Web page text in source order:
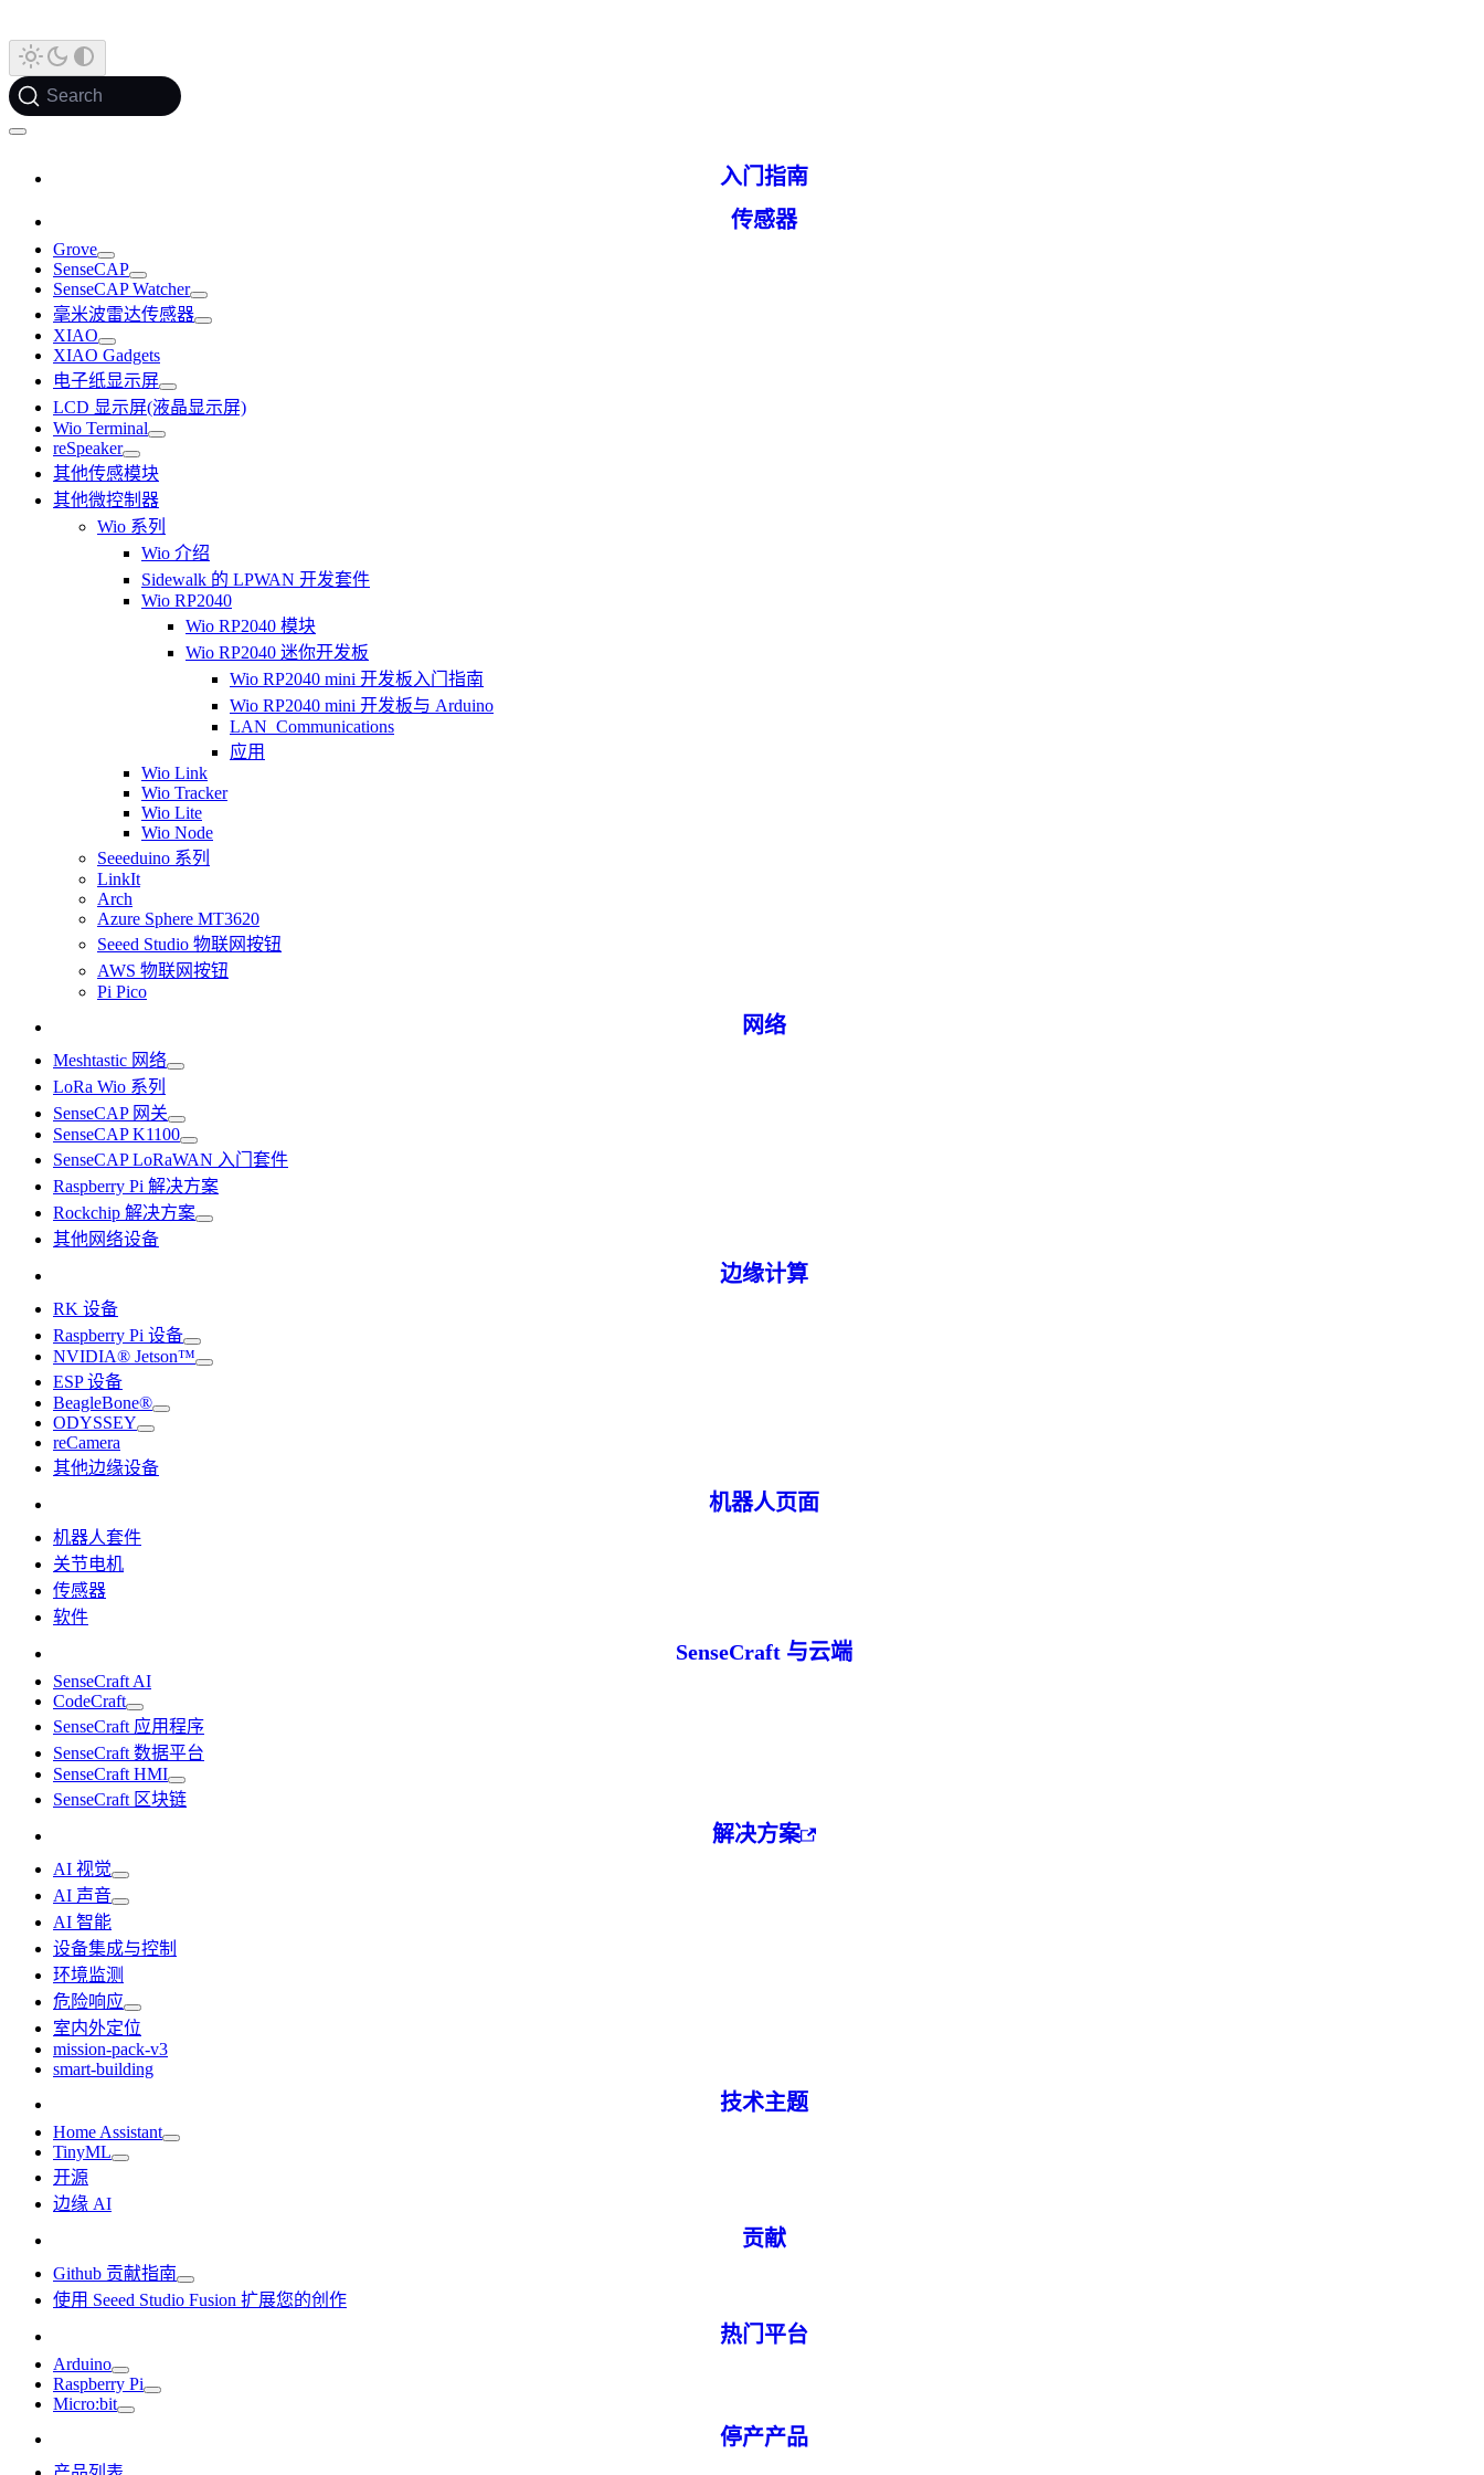
Search
入门指南
传感器
Grove
SenseCAP
SenseCAP Watcher
毫米波雷达传感器
XIAO
XIAO Gadgets
电子纸显示屏
LCD 显示屏(液晶显示屏)
Wio Terminal
reSpeaker
其他传感模块
其他微控制器
Wio 系列
Wio 介绍
Sidewalk 的 LPWAN 开发套件
Wio RP2040
Wio RP2040 模块
Wio RP2040 迷你开发板
Wio RP2040 mini 开发板入门指南
Wio RP2040 mini 开发板与 Arduino
LAN_Communications
应用
Wio Link
Wio Tracker
Wio Lite
Wio Node
Seeeduino 系列
LinkIt
Arch
Azure Sphere MT3620
Seeed Studio 物联网按钮
AWS 物联网按钮
Pi Pico
网络
Meshtastic 网络
LoRa Wio 系列
SenseCAP 网关
SenseCAP K1100
SenseCAP LoRaWAN 入门套件
Raspberry Pi 解决方案
Rockchip 解决方案
其他网络设备
边缘计算
RK 设备
Raspberry Pi 设备
NVIDIA® Jetson™
ESP 设备
BeagleBone®
ODYSSEY
reCamera
其他边缘设备
机器人页面
机器人套件
关节电机
传感器
软件
SenseCraft 与云端
SenseCraft AI
CodeCraft
SenseCraft 应用程序
SenseCraft 数据平台
SenseCraft HMI
SenseCraft 区块链
解决方案
AI 视觉
AI 声音
AI 智能
设备集成与控制
环境监测
危险响应
室内外定位
mission-pack-v3
smart-building
技术主题
Home Assistant
TinyML
开源
边缘 AI
贡献
Github 贡献指南
使用 Seeed Studio Fusion 扩展您的创作
热门平台
Arduino
Raspberry Pi
Micro:bit
停产产品